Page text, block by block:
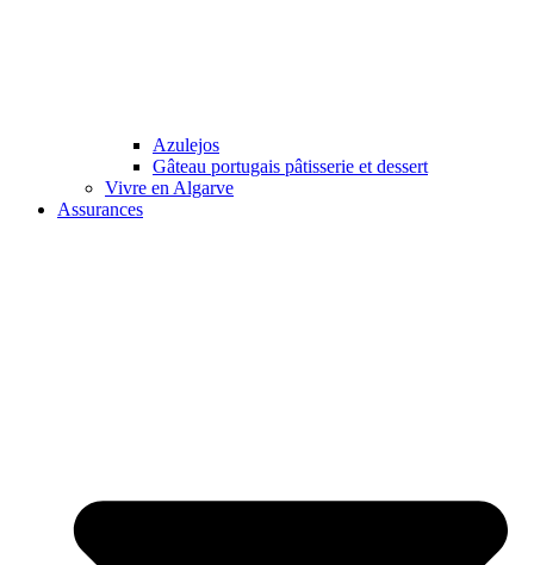
Azulejos
Gâteau portugais pâtisserie et dessert
Vivre en Algarve
Assurances